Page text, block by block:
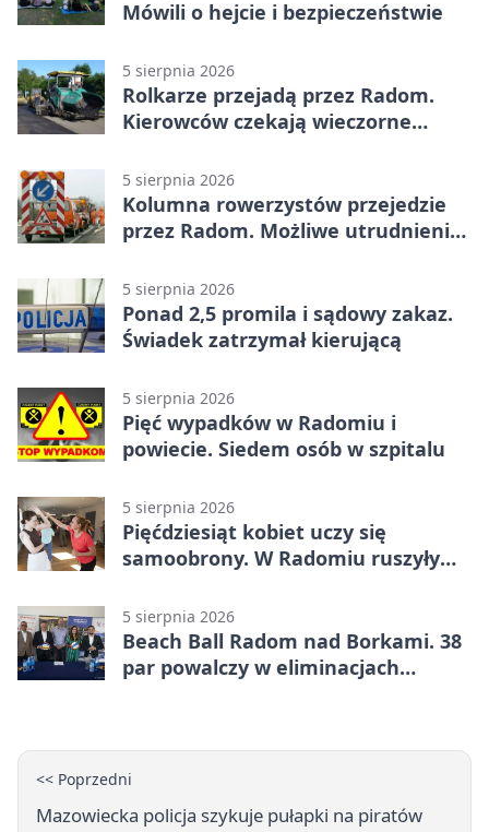
Mówili o hejcie i bezpieczeństwie
5 sierpnia 2026
Rolkarze przejadą przez Radom.
Kierowców czekają wieczorne
5 sierpnia 2026
Kolumna rowerzystów przejedzie
przez Radom. Możliwe utrudnienia
5 sierpnia 2026
Ponad 2,5 promila i sądowy zakaz.
Świadek zatrzymał kierującą
5 sierpnia 2026
Pięć wypadków w Radomiu i
powiecie. Siedem osób w szpitalu
5 sierpnia 2026
Pięćdziesiąt kobiet uczy się
samoobrony. W Radomiu ruszyły
5 sierpnia 2026
Beach Ball Radom nad Borkami. 38
par powalczy w eliminacjach
<< Poprzedni
Mazowiecka policja szykuje pułapki na piratów